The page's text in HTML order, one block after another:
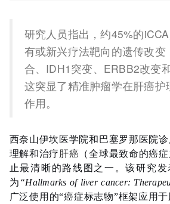
研究人员指出，约45%的
有或新兴疗法靶向的遗传改变
合、IDH1突变、ERBB2改变
这突显了精准肿瘤学在肝癌护
作用。
西奈山伊坎医学院和巴塞罗那医院
理解和治疗 肝癌 （全球最致命的癌
止最清晰的路线图之一。该研究发
为 “Hallmarks of liver cancer:
广泛使用的“癌症标志物”框架应用